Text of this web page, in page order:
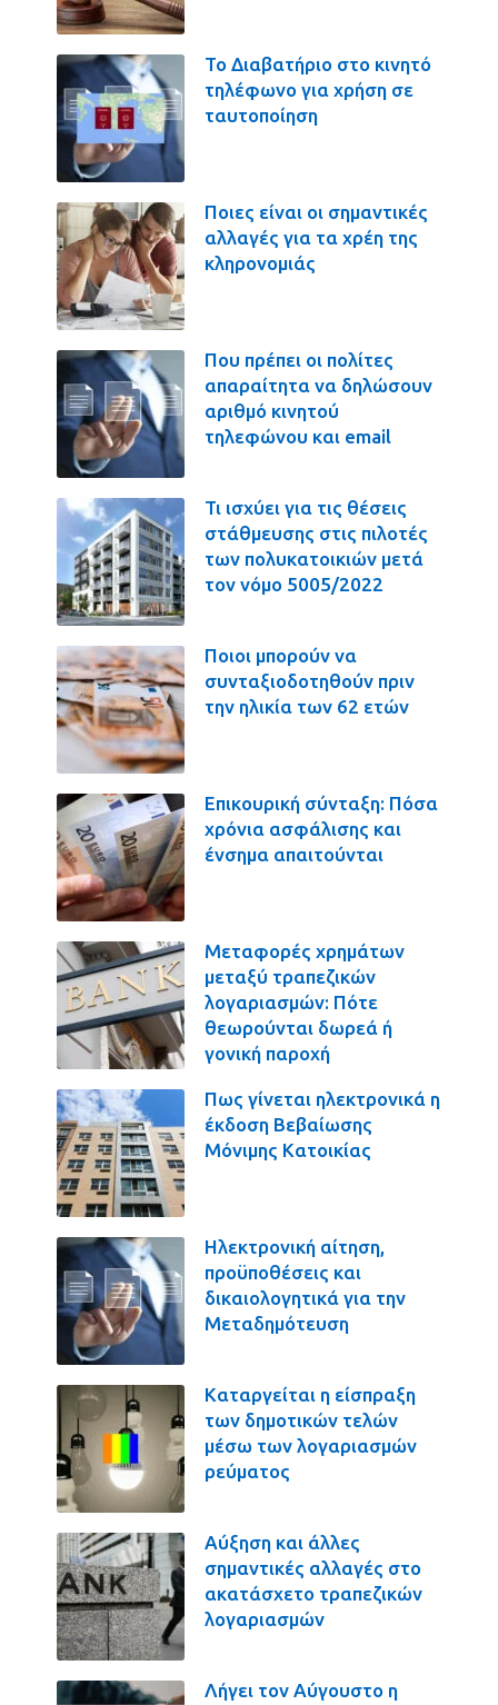
Το Διαβατήριο στο κινητό
τηλέφωνο για χρήση σε
ταυτοποίηση
Ποιες είναι οι σημαντικές
αλλαγές για τα χρέη της
κληρονομιάς
Που πρέπει οι πολίτες
απαραίτητα να δηλώσουν
αριθμό κινητού
τηλεφώνου και email
Τι ισχύει για τις θέσεις
στάθμευσης στις πιλοτές
των πολυκατοικιών μετά
τον νόμο 5005/2022
Ποιοι μπορούν να
συνταξιοδοτηθούν πριν
την ηλικία των 62 ετών
Επικουρική σύνταξη: Πόσα
χρόνια ασφάλισης και
ένσημα απαιτούνται
Μεταφορές χρημάτων
μεταξύ τραπεζικών
λογαριασμών: Πότε
θεωρούνται δωρεά ή
γονική παροχή
Πως γίνεται ηλεκτρονικά η
έκδοση Βεβαίωσης
Μόνιμης Κατοικίας
Ηλεκτρονική αίτηση,
προϋποθέσεις και
δικαιολογητικά για την
Μεταδημότευση
Καταργείται η είσπραξη
των δημοτικών τελών
μέσω των λογαριασμών
ρεύματος
Αύξηση και άλλες
σημαντικές αλλαγές στο
ακατάσχετο τραπεζικών
λογαριασμών
Λήγει τον Αύγουστο η